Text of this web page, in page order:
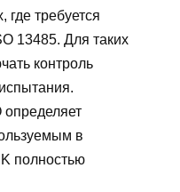
где требуется
13485. Для таких
контроль
в
полностью